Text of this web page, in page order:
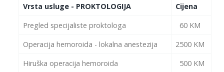
Vrsta usluge - PROKTOLOGIJA
Cijena
Pregled specijaliste proktologa
60 KM
Operacija hemoroida - lokalna anestezija
2500 KM
Hiruška operacija hemoroida
500 KM